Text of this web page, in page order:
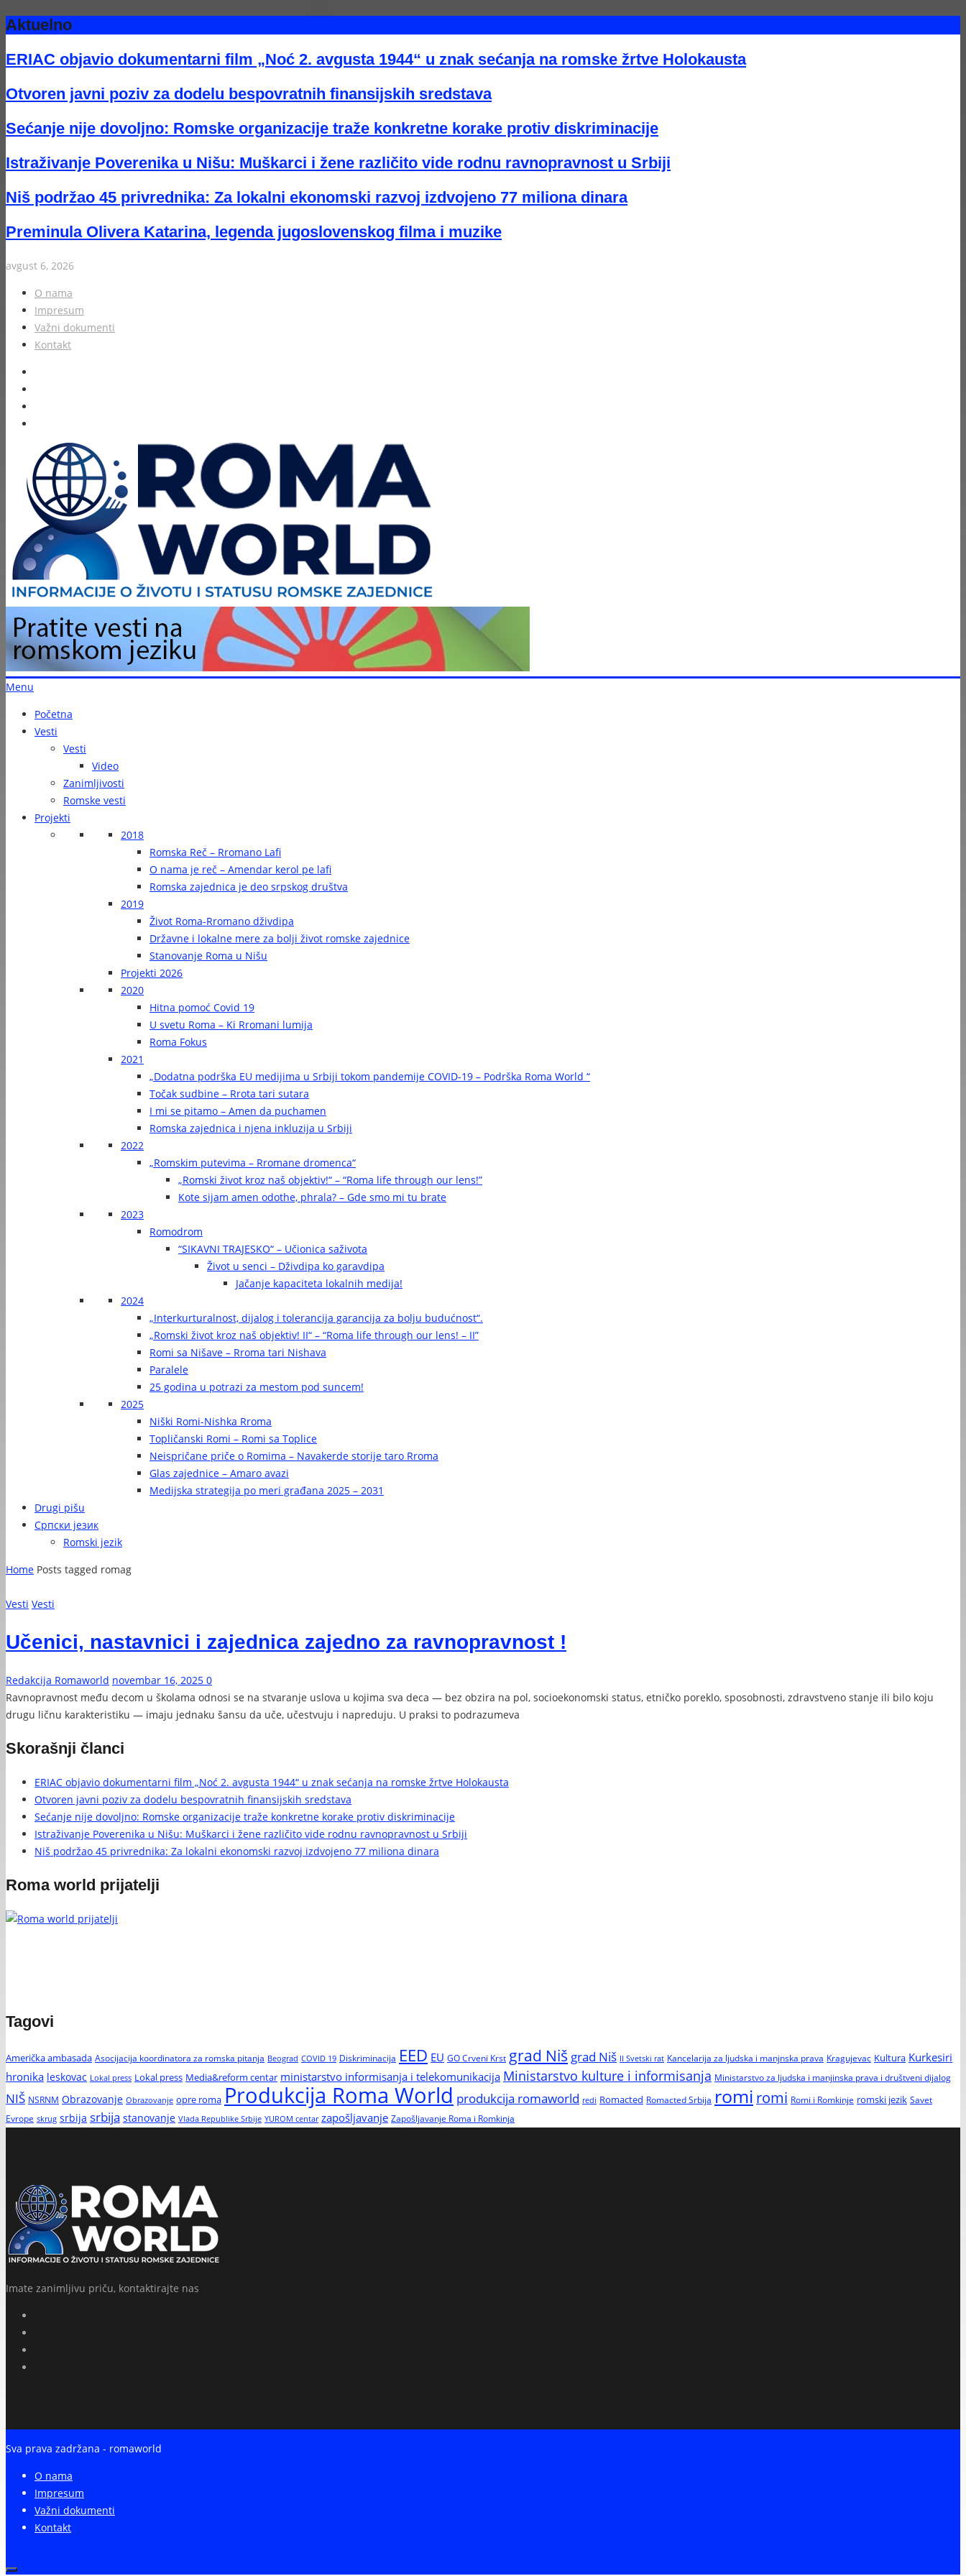
Aktuelno
ERIAC objavio dokumentarni film „Noć 2. avgusta 1944“ u znak sećanja na romske žrtve Holokausta
Otvoren javni poziv za dodelu bespovratnih finansijskih sredstava
Sećanje nije dovoljno: Romske organizacije traže konkretne korake protiv diskriminacije
Istraživanje Poverenika u Nišu: Muškarci i žene različito vide rodnu ravnopravnost u Srbiji
Niš podržao 45 privrednika: Za lokalni ekonomski razvoj izdvojeno 77 miliona dinara
Preminula Olivera Katarina, legenda jugoslovenskog filma i muzike
avgust 6, 2026
O nama
Impresum
Važni dokumenti
Kontakt
Menu
Početna
Vesti
Vesti
Video
Zanimljivosti
Romske vesti
Projekti
2018
Romska Reč – Rromano Lafi
O nama je reč – Amendar kerol pe lafi
Romska zajednica je deo srpskog društva
2019
Život Roma-Rromano dživdipa
Državne i lokalne mere za bolji život romske zajednice
Stanovanje Roma u Nišu
Projekti 2026
2020
Hitna pomoć Covid 19
U svetu Roma – Ki Rromani lumija
Roma Fokus
2021
„Dodatna podrška EU medijima u Srbiji tokom pandemije COVID-19 – Podrška Roma World “
Točak sudbine – Rrota tari sutara
I mi se pitamo – Amen da puchamen
Romska zajednica i njena inkluzija u Srbiji
2022
„Romskim putevima – Rromane dromenca“
„Romski život kroz naš objektiv!“ – “Roma life through our lens!”
Kote sijam amen odothe, phrala? – Gde smo mi tu brate
2023
Romodrom
“SIKAVNI TRAJESKO“ – Učionica saživota
Život u senci – Dživdipa ko garavdipa
Jačanje kapaciteta lokalnih medija!
2024
„Interkurturalnost, dijalog i tolerancija garancija za bolju budućnost“.
„Romski život kroz naš objektiv! II“ – “Roma life through our lens! – II”
Romi sa Nišave – Rroma tari Nishava
Paralele
25 godina u potrazi za mestom pod suncem!
2025
Niški Romi-Nishka Rroma
Topličanski Romi – Romi sa Toplice
Neispričane priče o Romima – Navakerde storije taro Rroma
Glas zajednice – Amaro avazi
Medijska strategija po meri građana 2025 – 2031
Drugi pišu
Српски језик
Romski jezik
Home Posts tagged romag
Vesti Vesti
Učenici, nastavnici i zajednica zajedno za ravnopravnost !
Redakcija Romaworld novembar 16, 2025 0
Ravnopravnost među decom u školama odnosi se na stvaranje uslova u kojima sva deca — bez obzira na pol, socioekonomski status, etničko poreklo, sposobnosti, zdravstveno stanje ili bilo koju
drugu ličnu karakteristiku — imaju jednaku šansu da uče, učestvuju i napreduju. U praksi to podrazumeva
Skorašnji članci
ERIAC objavio dokumentarni film „Noć 2. avgusta 1944“ u znak sećanja na romske žrtve Holokausta
Otvoren javni poziv za dodelu bespovratnih finansijskih sredstava
Sećanje nije dovoljno: Romske organizacije traže konkretne korake protiv diskriminacije
Istraživanje Poverenika u Nišu: Muškarci i žene različito vide rodnu ravnopravnost u Srbiji
Niš podržao 45 privrednika: Za lokalni ekonomski razvoj izdvojeno 77 miliona dinara
Roma world prijatelji
Tagovi
Američka ambasada Asocijacija koordinatora za romska pitanja Beograd COVID 19 Diskriminacija EED EU GO Crveni Krst grad Niš grad Niš II Svetski rat Kancelarija za ljudska i manjnska prava Kragujevac Kultura Kurkesiri
hronika leskovac Lokal press Lokal press Media&reform centar ministarstvo informisanja i telekomunikacija Ministarstvo kulture i informisanja Ministarstvo za ljudska i manjinska prava i društveni dijalog
NIŠ NSRNM Obrazovanje Obrazovanje opre roma Produkcija Roma World produkcija romaworld redi Romacted Romacted Srbija romi romi Romi i Romkinje romski jezik Savet
Evrope skrug srbija srbija stanovanje Vlada Republike Srbije YUROM centar zapošljavanje Zapošljavanje Roma i Romkinja
Imate zanimljivu priču, kontaktirajte nas
Sva prava zadržana - romaworld
O nama
Impresum
Važni dokumenti
Kontakt